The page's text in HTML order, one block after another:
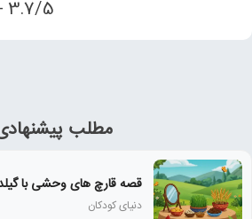
3.7/5 - (9 امتیاز)
مطلب
قصه قارچ های وحشی با
دنیای کودکان